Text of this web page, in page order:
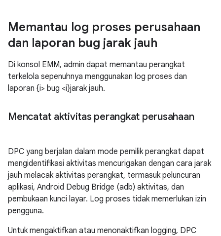
Memantau log proses perusahaan
dan laporan bug jarak jauh
Di konsol EMM, admin dapat memantau perangkat
terkelola sepenuhnya menggunakan log proses dan
laporan {i> bug <i}jarak jauh.
Mencatat aktivitas perangkat perusahaan
DPC yang berjalan dalam mode pemilik perangkat dapat
mengidentifikasi aktivitas mencurigakan dengan cara jarak
jauh melacak aktivitas perangkat, termasuk peluncuran
aplikasi, Android Debug Bridge (adb) aktivitas, dan
pembukaan kunci layar. Log proses tidak memerlukan izin
pengguna.
Untuk mengaktifkan atau menonaktifkan logging, DPC